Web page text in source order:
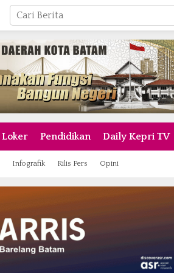
Loker Pendidikan Daily Kepri TV
Infografik Rilis Pers Opini